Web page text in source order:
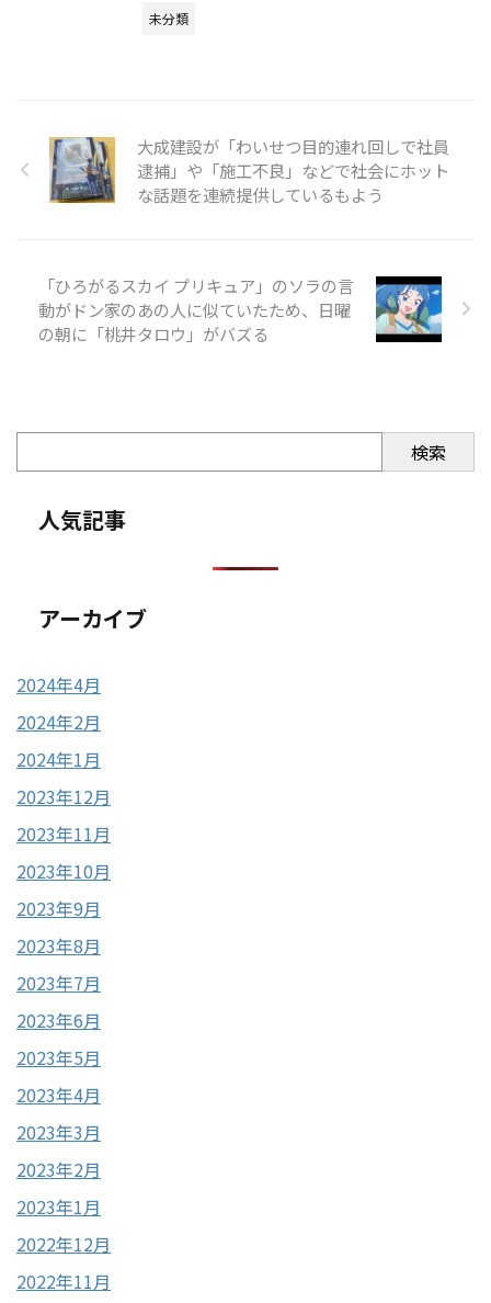
未分類
大成建設が「わいせつ目的連れ回しで社員
逮捕」や「施工不良」などで社会にホット
な話題を連続提供しているもよう
「ひろがるスカイ プリキュア」のソラの言
動がドン家のあの人に似ていたため、日曜
の朝に「桃井タロウ」がバズる
検索
人気記事
アーカイブ
2024年4月
2024年2月
2024年1月
2023年12月
2023年11月
2023年10月
2023年9月
2023年8月
2023年7月
2023年6月
2023年5月
2023年4月
2023年3月
2023年2月
2023年1月
2022年12月
2022年11月